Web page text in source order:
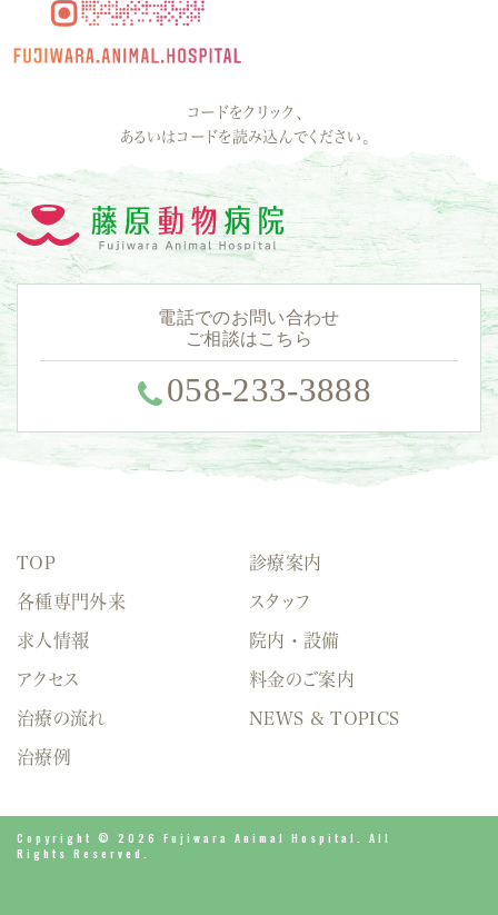
コードをクリック、
あるいはコードを読み込んでください。
電話でのお問い合わせ
ご相談はこちら
058-233-3888
TOP 診療案内
各種専門外来 スタッフ
求人情報 院内・設備
アクセス 料金のご案内
治療の流れ NEWS & TOPICS
治療例
Copyright © 2026 Fujiwara Animal Hospital. All
Rights Reserved.